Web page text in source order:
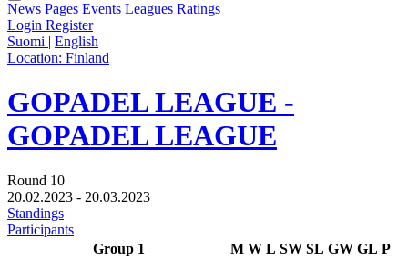
News Pages Events Leagues Ratings
Login Register
Suomi | English
Location: Finland
GOPADEL LEAGUE -
GOPADEL LEAGUE
Round 10
20.02.2023 - 20.03.2023
Standings
Participants
Group 1
M W L SW SL GW GL P